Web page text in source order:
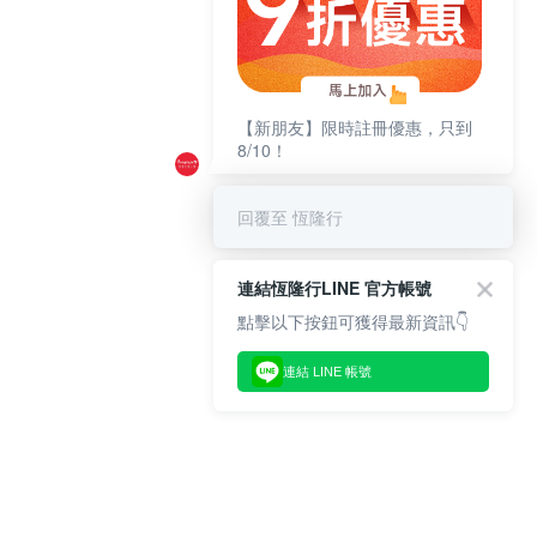
【新朋友】限時註冊優惠，只到
8/10！
回覆至 恆隆行
連結恆隆行LINE 官方帳號
點擊以下按鈕可獲得最新資訊👇
連結 LINE 帳號